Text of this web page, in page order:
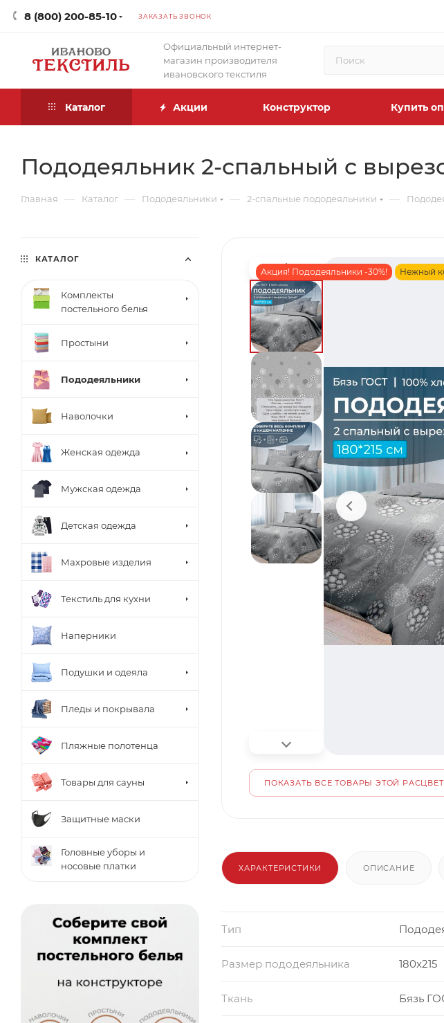
8 (800) 200-85-10 ЗАКАЗАТЬ ЗВОНОК
Официальный интернет-
магазин производителя
ивановского текстиля
Каталог Акции Конструктор Купить
Пододеяльник 2-спальный с
Главная — Каталог — Пододеяльники — 2-спальные пододеяльники —
Акция! Пододеяльники -30%! Нежный
ПОКАЗАТЬ ВСЕ ТОВАРЫ ЭТОЙ
ХАРАКТЕРИСТИКИ ОПИСАНИЕ
Тип
Размер пододеяльника 180x215
Ткань Бязь
КАТАЛОГ
Комплекты
постельного белья
Простыни
Пододеяльники
Наволочки
Женская одежда
Мужская одежда
Детская одежда
Махровые изделия
Текстиль для кухни
Наперники
Подушки и одеяла
Пледы и покрывала
Пляжные полотенца
Товары для сауны
Защитные маски
Головные уборы и
носовые платки